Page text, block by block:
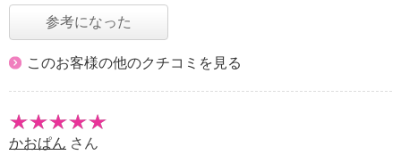
参考になった
このお客様の他のクチコミを見る
かおぱん さん